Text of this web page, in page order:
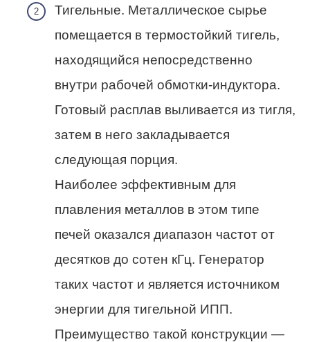
Тигельные. Металлическое сырье
помещается в термостойкий тигель,
находящийся непосредственно
внутри рабочей обмотки‑индуктора.
Готовый расплав выливается из тигля,
затем в него закладывается
следующая порция.
Наиболее эффективным для
плавления металлов в этом типе
печей оказался диапазон частот от
десятков до сотен кГц. Генератор
таких частот и является источником
энергии для тигельной ИПП.
Преимущество такой конструкции —